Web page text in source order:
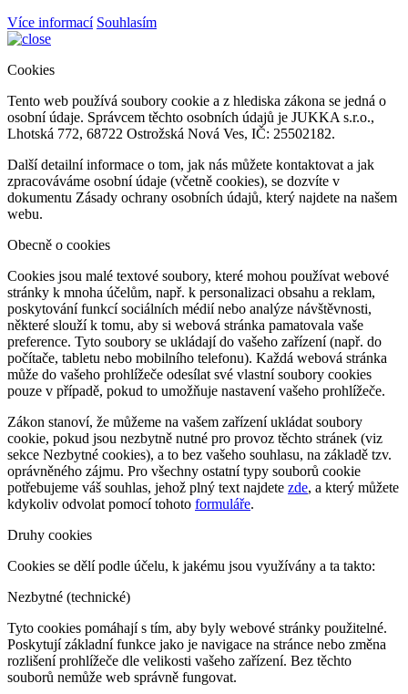
Více informací Souhlasím
Cookies
Tento web používá soubory cookie a z hlediska zákona se jedná o
osobní údaje. Správcem těchto osobních údajů je JUKKA s.r.o.,
Lhotská 772, 68722 Ostrožská Nová Ves, IČ: 25502182.
Další detailní informace o tom, jak nás můžete kontaktovat a jak
zpracováváme osobní údaje (včetně cookies), se dozvíte v
dokumentu Zásady ochrany osobních údajů, který najdete na našem
webu.
Obecně o cookies
Cookies jsou malé textové soubory, které mohou používat webové
stránky k mnoha účelům, např. k personalizaci obsahu a reklam,
poskytování funkcí sociálních médií nebo analýze návštěvnosti,
některé slouží k tomu, aby si webová stránka pamatovala vaše
preference. Tyto soubory se ukládají do vašeho zařízení (např. do
počítače, tabletu nebo mobilního telefonu). Každá webová stránka
může do vašeho prohlížeče odesílat své vlastní soubory cookies
pouze v případě, pokud to umožňuje nastavení vašeho prohlížeče.
Zákon stanoví, že můžeme na vašem zařízení ukládat soubory
cookie, pokud jsou nezbytně nutné pro provoz těchto stránek (viz
sekce Nezbytné cookies), a to bez vašeho souhlasu, na základě tzv.
oprávněného zájmu. Pro všechny ostatní typy souborů cookie
potřebujeme váš souhlas, jehož plný text najdete zde, a který můžete
kdykoliv odvolat pomocí tohoto formuláře.
Druhy cookies
Cookies se dělí podle účelu, k jakému jsou využívány a ta takto:
Nezbytné (technické)
Tyto cookies pomáhají s tím, aby byly webové stránky použitelné.
Poskytují základní funkce jako je navigace na stránce nebo změna
rozlišení prohlížeče dle velikosti vašeho zařízení. Bez těchto
souborů nemůže web správně fungovat.